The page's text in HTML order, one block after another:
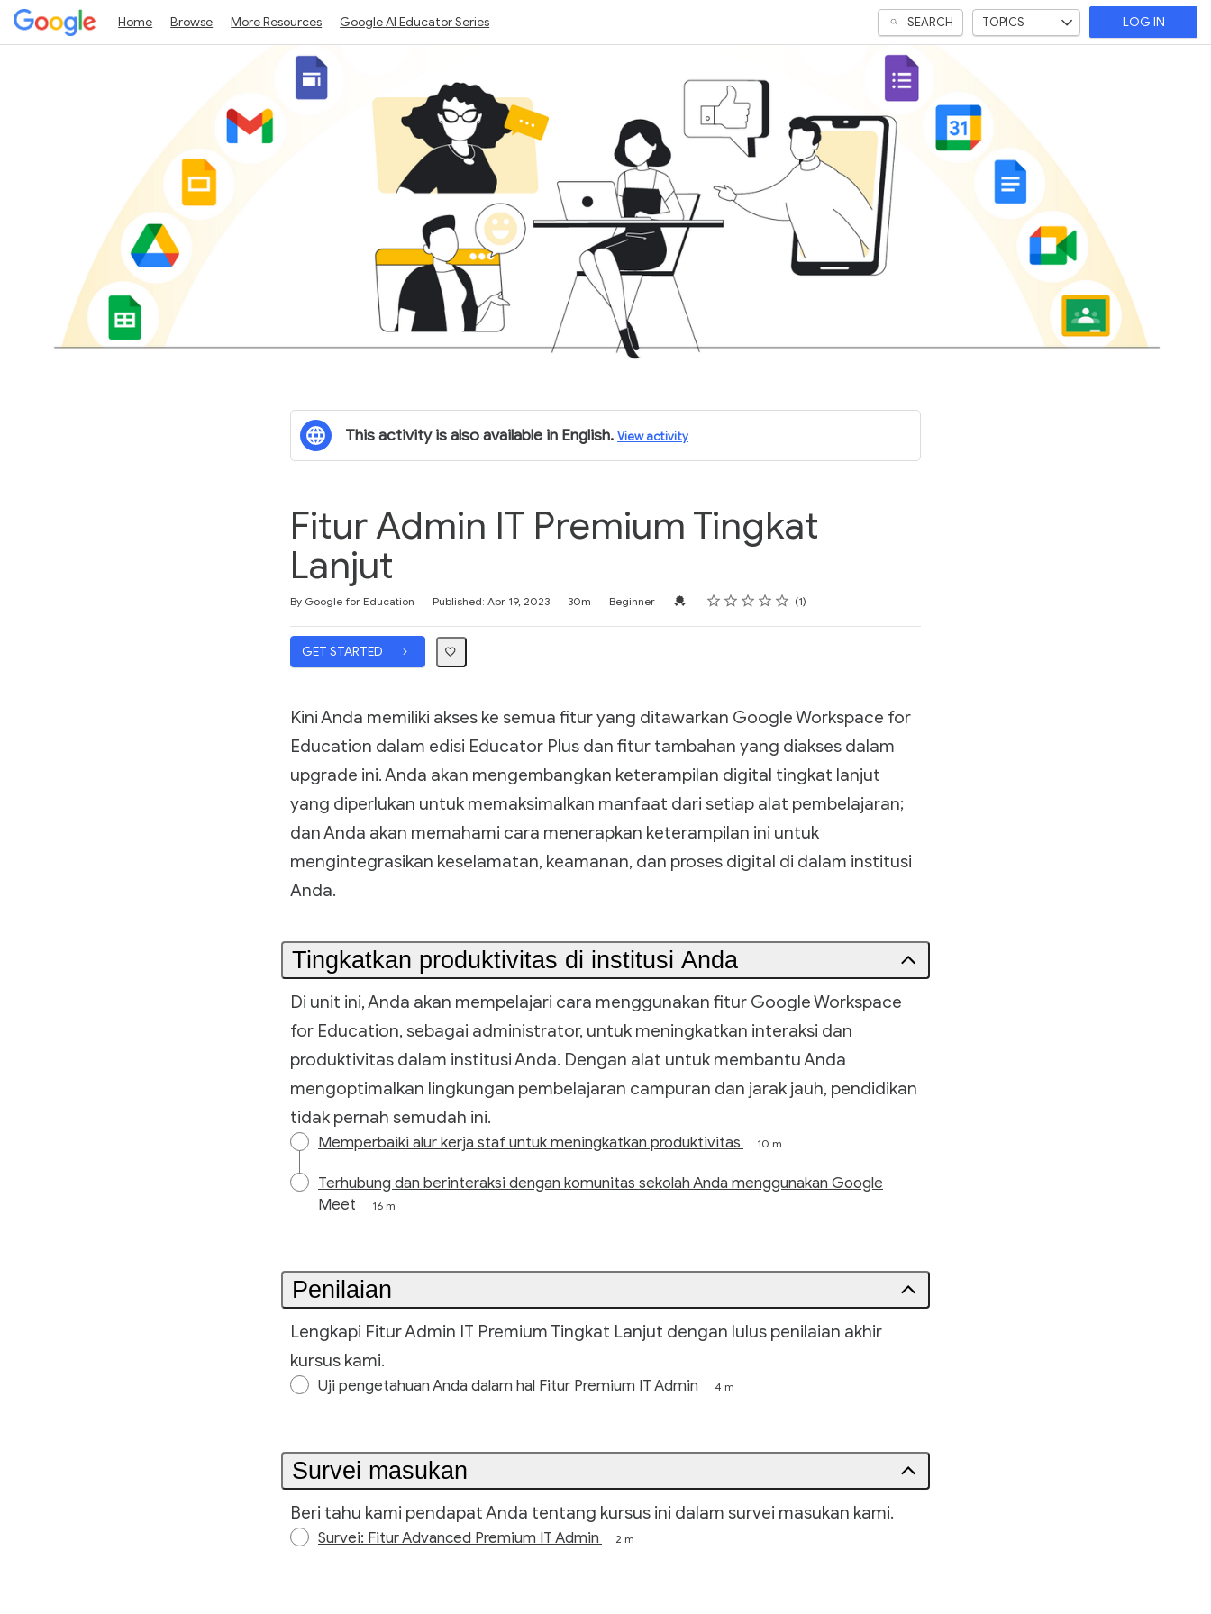
Home Browse More Resources Google AI Educator Series SEARCH TOPICS LOG IN
This activity is also available in English. View activity
Fitur Admin IT Premium Tingkat
Lanjut
By Google for Education Published: Apr 19, 2023 30m Beginner Credential For Completion
Rating
1 star
2 stars
3 stars
4 stars
5 stars 1
GET STARTED
Kini Anda memiliki akses ke semua fitur yang ditawarkan Google Workspace for
Education dalam edisi Educator Plus dan fitur tambahan yang diakses dalam
upgrade ini. Anda akan mengembangkan keterampilan digital tingkat lanjut
yang diperlukan untuk memaksimalkan manfaat dari setiap alat pembelajaran;
dan Anda akan memahami cara menerapkan keterampilan ini untuk
mengintegrasikan keselamatan, keamanan, dan proses digital di dalam institusi
Anda.
Tingkatkan produktivitas di institusi Anda
Di unit ini, Anda akan mempelajari cara menggunakan fitur Google Workspace
for Education, sebagai administrator, untuk meningkatkan interaksi dan
produktivitas dalam institusi Anda. Dengan alat untuk membantu Anda
mengoptimalkan lingkungan pembelajaran campuran dan jarak jauh, pendidikan
tidak pernah semudah ini.
Memperbaiki alur kerja staf untuk meningkatkan produktivitas 10 m
Terhubung dan berinteraksi dengan komunitas sekolah Anda menggunakan Google
Meet
16 m
Penilaian
Lengkapi Fitur Admin IT Premium Tingkat Lanjut dengan lulus penilaian akhir
kursus kami.
Uji pengetahuan Anda dalam hal Fitur Premium IT Admin 4 m
Survei masukan
Beri tahu kami pendapat Anda tentang kursus ini dalam survei masukan kami.
Survei: Fitur Advanced Premium IT Admin 2 m